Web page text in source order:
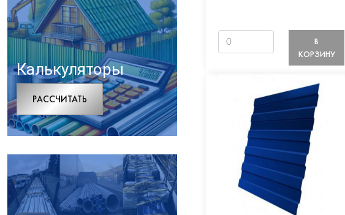
Калькуляторы
РАCСЧИТАТЬ
В
КОРЗИНУ